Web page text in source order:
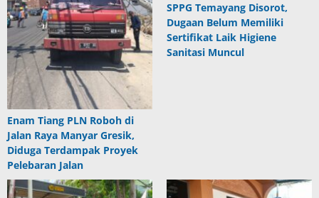
Enam Tiang PLN Roboh di
Jalan Raya Manyar Gresik,
Diduga Terdampak Proyek
Pelebaran Jalan
SPPG Temayang Disorot,
Dugaan Belum Memiliki
Sertifikat Laik Higiene
Sanitasi Muncul